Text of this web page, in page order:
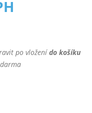
po vloženído košíku